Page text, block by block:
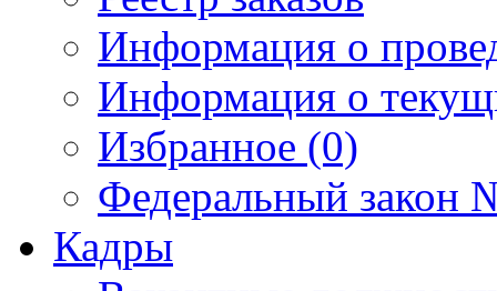
Информация о
Информация о
Избранное (0)
Федеральный закон
Кадры